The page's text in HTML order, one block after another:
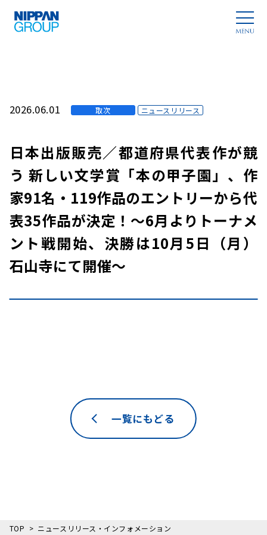
2026.06.01 取次 ニュースリリース
日本出版販売／都道府県代表作が競
う 新しい文学賞「本の甲子園」、作
家91名・119作品のエントリーから代
表35作品が決定！〜6月よりトーナメ
ント戦開始、決勝は10月5日（月）
石山寺にて開催〜
一覧にもどる
TOP ニュースリリース・インフォメーション